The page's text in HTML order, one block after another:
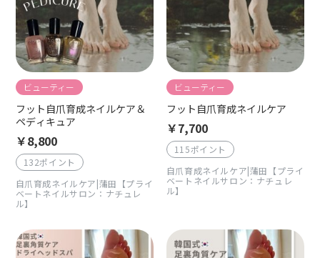
ビューティー
フット自爪育成ネイルケア＆
ペディキュア
￥8,800
132ポイント
自爪育成ネイルケア|蒲田【プライ
ベートネイルサロン：ナチュレ
ル】
ビューティー
フット自爪育成ネイルケア
￥7,700
115ポイント
自爪育成ネイルケア|蒲田【プライ
ベートネイルサロン：ナチュレ
ル】